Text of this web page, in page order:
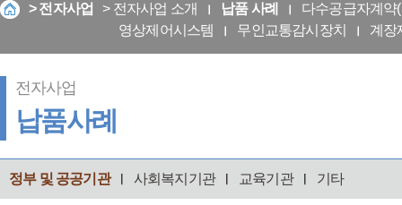
> 전자사업 > 전자사업 소개 납품 사례
다수공급자계약
영상제어시스템
무인교통감시장치 계장
전자사업
납품사례
정부 및 공공기관 사회복지기관 교육기관 기타